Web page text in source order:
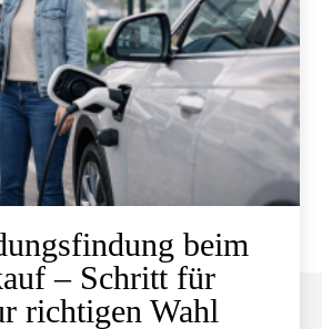
beim
– Schritt für
richtigen Wahl